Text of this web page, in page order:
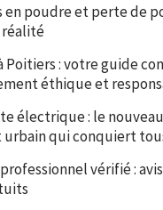
en poudre et perte de
Poitiers : votre guide
éthique et
électrique : le
qui conquiert
vérifié :